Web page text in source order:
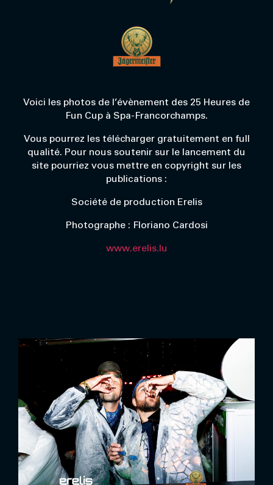
Voici les photos de l’évènement des 25 Heures de
Fun Cup à Spa-Francorchamps.
Vous pourrez les télécharger gratuitement en full
qualité. Pour nous soutenir sur le lancement du
site pourriez vous mettre en copyright sur les
publications :
Société de production Erelis
Photographe : Floriano Cardosi
www.erelis.lu